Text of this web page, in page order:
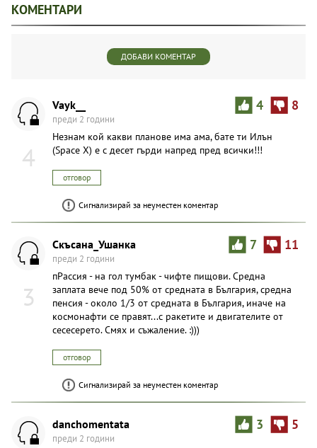
КОМЕНТАРИ
ДОБАВИ КОМЕНТАР
4
4 8
Vayk__
преди 2 години
Незнам кой какви планове има ама, бате ти Илън
(Space X) е с десет гърди напред пред всички!!!
отговор
Сигнализирай за неуместен коментар
3
7 11
Скъсана_Ушанка
преди 2 години
пPaccия - на гол тумбак - чифте пищови. Средна
заплата вече под 50% от средната в България, средна
пенсия - около 1/3 от средната в България, иначе на
космонафти се правят...с ракетите и двигателите от
сесесерето. Смях и съжаление. :)))
отговор
Сигнализирай за неуместен коментар
3 5
danchomentata
преди 2 години